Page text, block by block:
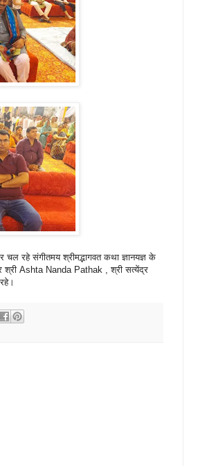
रहे संगीतमय श्रीमद्भागवत कथा ज्ञानयज्ञ के
Ashta Nanda Pathak , श्री सत्येंद्र